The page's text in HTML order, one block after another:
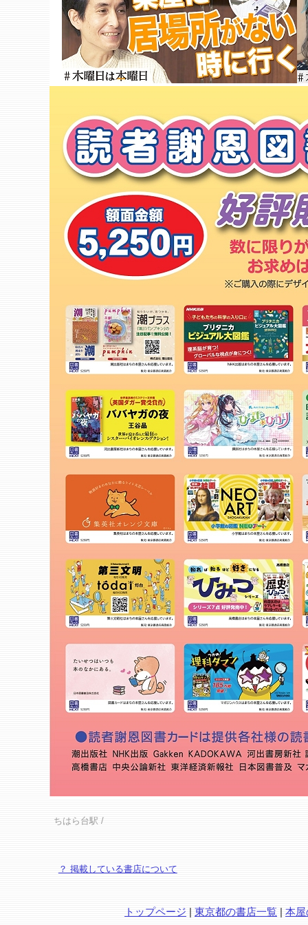
ちはら台駅 /
？ 掲載している書店について
トップページ | 東京都の書店一覧 | 本